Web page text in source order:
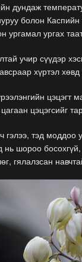
дундаж
болон Каспийн
ургамал ургах
учир сүүдэр
хүртэл хөвд
цэцэгт
цэцэгсийг
гэлээ, тэд
шороо
гялалзсан